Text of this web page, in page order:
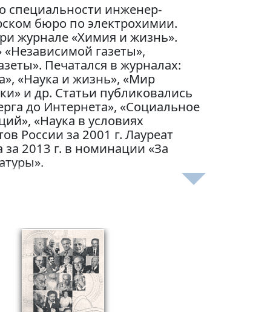
специальности инженер-
бюро по электрохимии.
журнале «Химия и жизнь».
газеты»,
Печатался в журналах:
«Наука и жизнь», «Мир
и др. Статьи публиковались
до Интернета», «Социальное
«Наука в условиях
России за 2001 г. Лауреат
2013 г. в номинации «За